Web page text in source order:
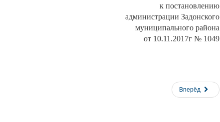
Задонского
района
10.11.2017г № 1049
Вперёд